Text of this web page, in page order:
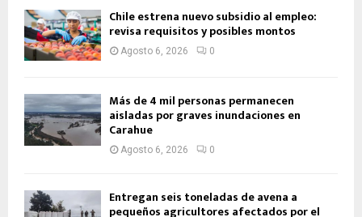
Chile estrena nuevo subsidio al empleo:
revisa requisitos y posibles montos
Agosto 6, 2026 0
Más de 4 mil personas permanecen
aisladas por graves inundaciones en
Carahue
Agosto 6, 2026 0
Entregan seis toneladas de avena a
pequeños agricultores afectados por el